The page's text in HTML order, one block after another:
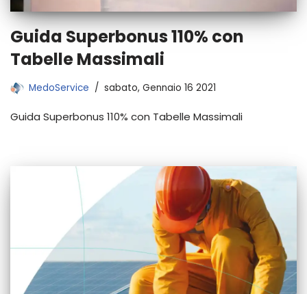
Guida Superbonus 110% con
Tabelle Massimali
MedoService sabato, Gennaio 16 2021
Guida Superbonus 110% con Tabelle Massimali